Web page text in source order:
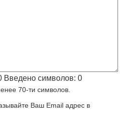
Введено символов: 0
70-ти символов.
Ваш Email адрес в